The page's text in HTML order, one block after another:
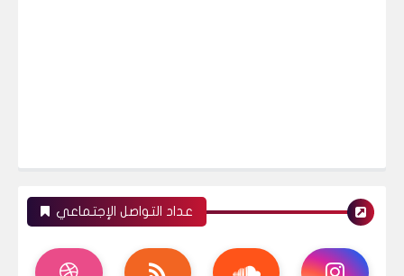
عداد التواصل الإجتماعي